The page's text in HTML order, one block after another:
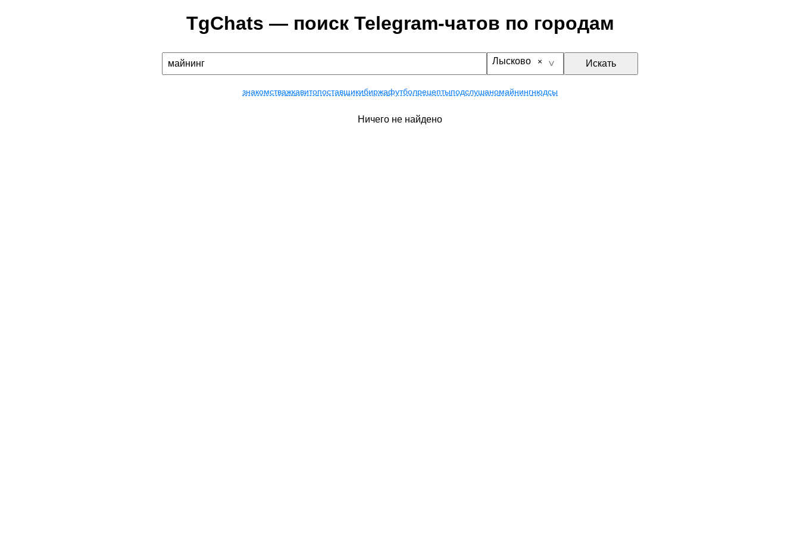
TgChats — поиск Telegram-чатов по городам
Лысково Искать
знакомстважкавитопоставщикибиржафутболрецептыподслушаномайнингнюдсы
Ничего не найдено